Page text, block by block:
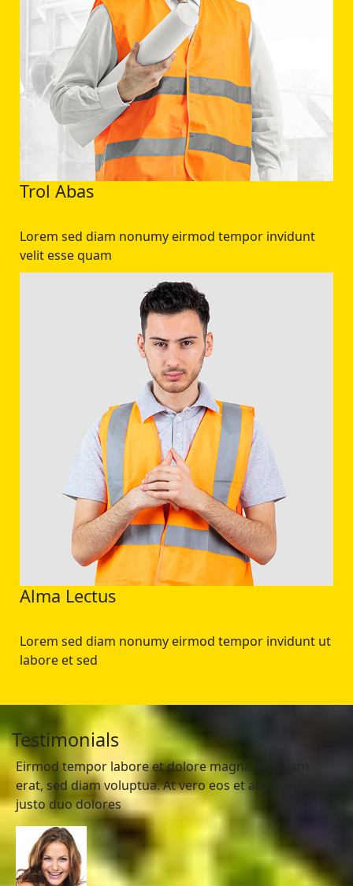
Trol Abas
Lorem sed diam nonumy eirmod tempor invidunt
velit esse quam
Alma Lectus
Lorem sed diam nonumy eirmod tempor invidunt ut
labore et sed
Testimonials
Eirmod tempor labore et dolore magna aliquyam
erat, sed diam voluptua. At vero eos et accusam et
justo duo dolores